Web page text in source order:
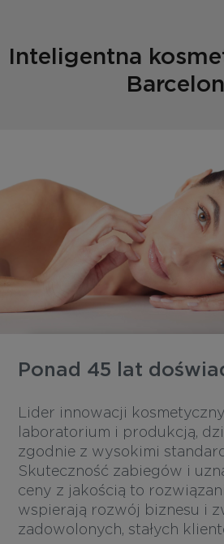
Inteligentna
Ponad 45 lat
Lider innowacji
laboratorium i produkcją,
zgodnie z wysokimi
Skuteczność zabiegów i
ceny z jakością to
wspierają rozwój biznesu i
zadowolonych, stałych